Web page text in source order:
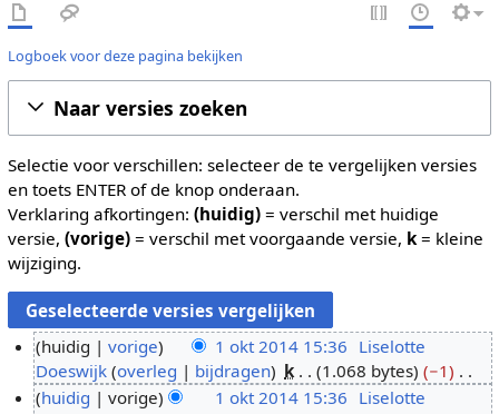
Logboek voor deze pagina bekijken
Naar versies zoeken
Selectie voor verschillen: selecteer de te vergelijken versies
en toets ENTER of de knop onderaan.
Verklaring afkortingen: (huidig)= verschil met huidige
versie, (vorige)= verschil met voorgaande versie, k= kleine
wijziging.
o
huidig vorige 1 okt 2014 15:36 Liselotte
Doeswijk overleg bijdragen k 1.068 bytes
−1
Ghuidig vorige 1 okt 2014 15:36 Liselotte